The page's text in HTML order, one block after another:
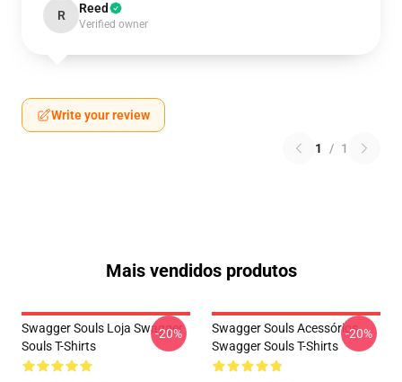
R Reed
Verified owner
Write your review
1 / 1
Mais vendidos produtos
Swagger Souls Loja Swagger
Souls T-Shirts
-20%
Swagger Souls Acessórios
Swagger Souls T-Shirts
-20%